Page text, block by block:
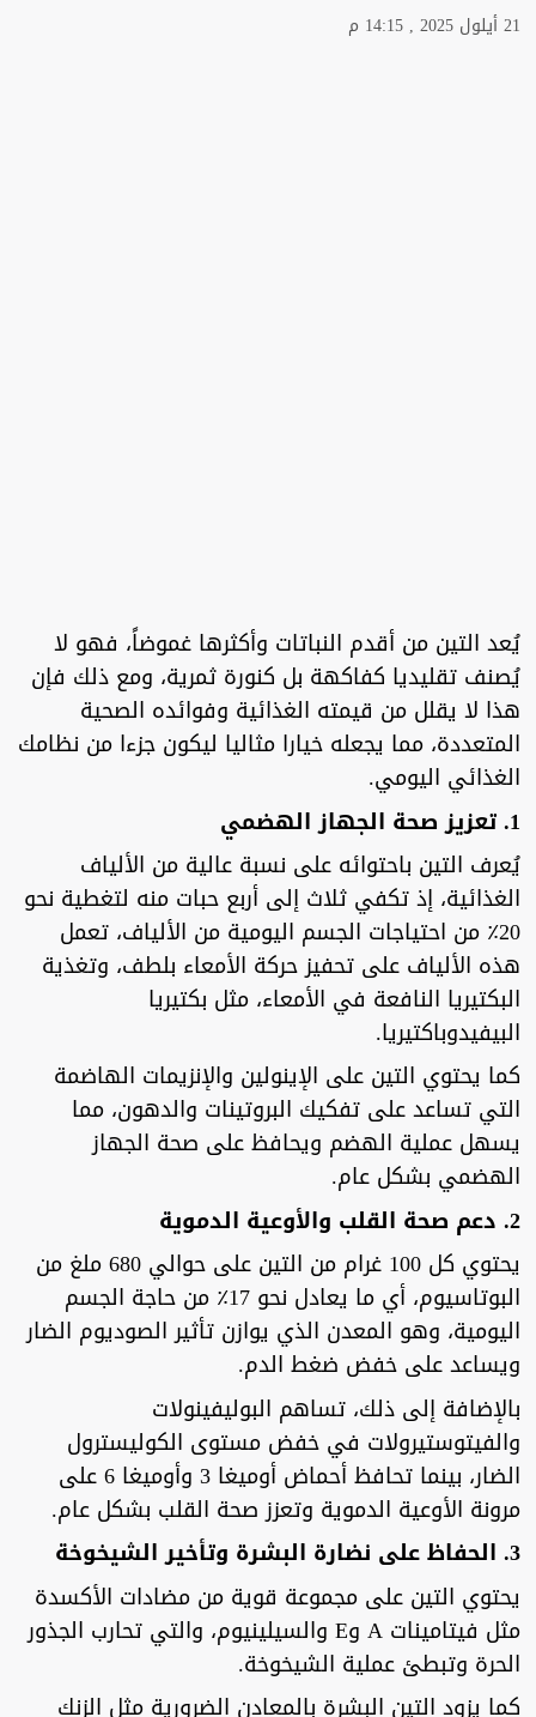
21 أيلول 2025 , 14:15 م
يُعد التين من أقدم النباتات وأكثرها غموضاً، فهو لا
يُصنف تقليديا كفاكهة بل كنورة ثمرية، ومع ذلك فإن
هذا لا يقلل من قيمته الغذائية وفوائده الصحية
المتعددة، مما يجعله خيارا مثاليا ليكون جزءا من نظامك
الغذائي اليومي.
1. تعزيز صحة الجهاز الهضمي
يُعرف التين باحتوائه على نسبة عالية من الألياف
الغذائية، إذ تكفي ثلاث إلى أربع حبات منه لتغطية نحو
20٪ من احتياجات الجسم اليومية من الألياف، تعمل
هذه الألياف على تحفيز حركة الأمعاء بلطف، وتغذية
البكتيريا النافعة في الأمعاء، مثل بكتيريا
البيفيدوباكتيريا.
كما يحتوي التين على الإينولين والإنزيمات الهاضمة
التي تساعد على تفكيك البروتينات والدهون، مما
يسهل عملية الهضم ويحافظ على صحة الجهاز
الهضمي بشكل عام.
2. دعم صحة القلب والأوعية الدموية
يحتوي كل 100 غرام من التين على حوالي 680 ملغ من
البوتاسيوم، أي ما يعادل نحو 17٪ من حاجة الجسم
اليومية، وهو المعدن الذي يوازن تأثير الصوديوم الضار
ويساعد على خفض ضغط الدم.
بالإضافة إلى ذلك، تساهم البوليفينولات
والفيتوستيرولات في خفض مستوى الكوليسترول
الضار، بينما تحافظ أحماض أوميغا 3 وأوميغا 6 على
مرونة الأوعية الدموية وتعزز صحة القلب بشكل عام.
3. الحفاظ على نضارة البشرة وتأخير الشيخوخة
يحتوي التين على مجموعة قوية من مضادات الأكسدة
مثل فيتامينات A وE والسيلينيوم، والتي تحارب الجذور
الحرة وتبطئ عملية الشيخوخة.
كما يزود التين البشرة بالمعادن الضرورية مثل الزنك